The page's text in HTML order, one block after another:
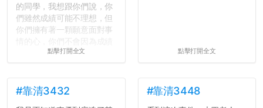
的同學，我想跟你們說，你
們雖然成績可能不理想，但
你們擁有著一顆願意面對事
壓力而選擇逃避(作弊)，在
績無法體現你們的努力，但
往後你們正直的態度一定會
點擊打開全文 點擊打開全文
#靠清3432 #靠清3448